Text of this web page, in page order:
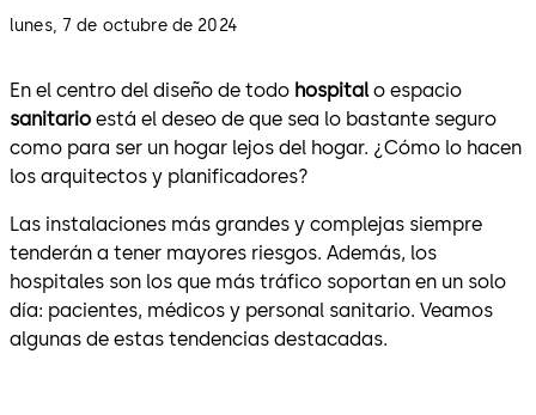
lunes, 7 de octubre de 2024
En el centro del diseño de todo hospitalo espacio
sanitario está el deseo de que sea lo bastante seguro
como para ser un hogar lejos del hogar. ¿Cómo lo hacen
los arquitectos y planificadores?
Las instalaciones más grandes y complejas siempre
tenderán a tener mayores riesgos. Además, los
hospitales son los que más tráfico soportan en un solo
día: pacientes, médicos y personal sanitario. Veamos
algunas de estas tendencias destacadas.